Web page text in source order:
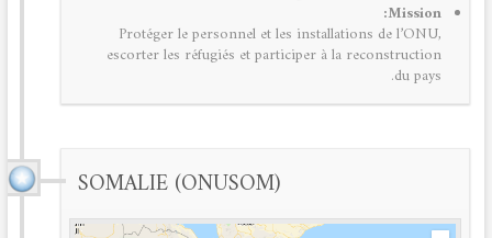
Mission:
Protéger le personnel et les installations de l’ONU,
escorter les réfugiés et participer à la reconstruction
du pays.
SOMALIE (ONUSOM)